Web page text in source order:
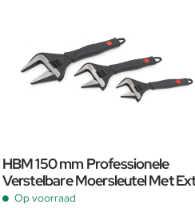
HBM 150 mm Professionele
Verstelbare Moersleutel Met
Groot Bereik en Extra Smalle Bek
Op voorraad